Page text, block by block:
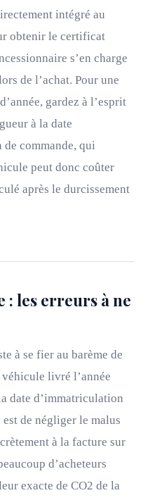
intégré au
obtenir le certificat
s’en charge
de l’achat. Pour une
gardez à l’esprit
à la date
commande, qui
peut donc coûter
après le durcissement
: les erreurs à ne
à se fier au barème de
livré l’année
date d’immatriculation
de négliger le malus
à la facture sur
d’acheteurs
exacte de CO2 de la